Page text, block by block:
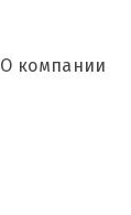
О компании